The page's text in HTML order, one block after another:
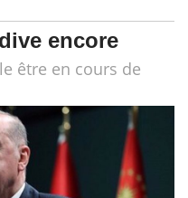
encore
être en cours de